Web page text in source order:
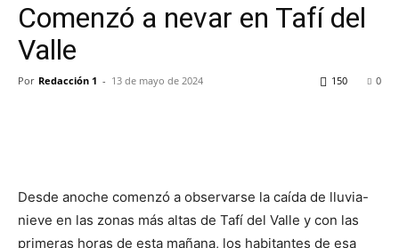
Comenzó a nevar en Tafí del
Valle
Por Redacción 1 - 13 de mayo de 2024 0
150
Desde anoche comenzó a observarse la caída de lluvia-
nieve en las zonas más altas de Tafí del Valle y con las
primeras horas de esta mañana, los habitantes de esa